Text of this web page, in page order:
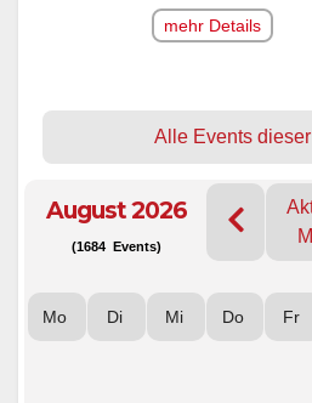
mehr Details
Alle Events
August 2026
(1684 Events)
Mo Di Mi Do Fr